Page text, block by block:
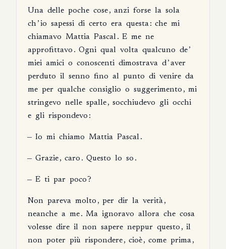
Una delle poche cose, anzi forse la sola
ch’io sapessi di certo era questa: che mi
chiamavo Mattia Pascal. E me ne
approfittavo . Ogni qual volta qualcuno de’
miei amici o conoscenti dimostrava d’aver
perduto il senno fino al punto di venire da
me per qualche consiglio o suggerimento , mi
stringevo nelle spalle, socchiudevo gli occhi
e gli rispondevo :
— Io mi chiamo Mattia Pascal.
— Grazie, caro . Questo lo so .
— E ti par poco?
Non pareva molto , per dir la verità,
neanche a me. Ma ignoravo allora che cosa
volesse dire il non sapere neppur questo , il
non poter più rispondere, cioè, come prima,